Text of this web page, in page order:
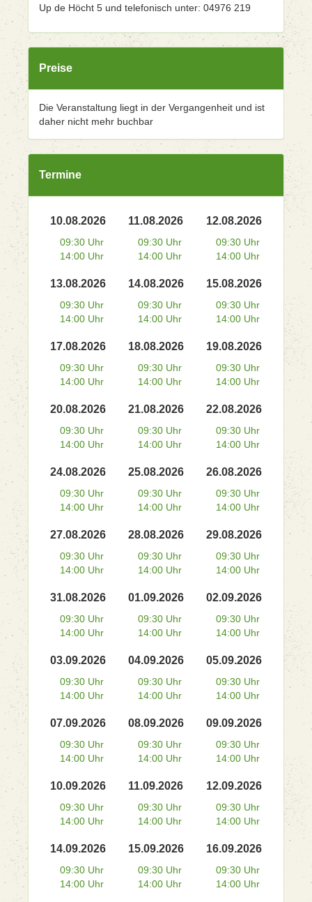
Up de Höcht 5 und telefonisch unter: 04976 219
Preise
Die Veranstaltung liegt in der Vergangenheit und ist
daher nicht mehr buchbar
Termine
10.08.2026
09:30 Uhr
14:00 Uhr
11.08.2026
09:30 Uhr
14:00 Uhr
12.08.2026
09:30 Uhr
14:00 Uhr
13.08.2026
09:30 Uhr
14:00 Uhr
14.08.2026
09:30 Uhr
14:00 Uhr
15.08.2026
09:30 Uhr
14:00 Uhr
17.08.2026
09:30 Uhr
14:00 Uhr
18.08.2026
09:30 Uhr
14:00 Uhr
19.08.2026
09:30 Uhr
14:00 Uhr
20.08.2026
09:30 Uhr
14:00 Uhr
21.08.2026
09:30 Uhr
14:00 Uhr
22.08.2026
09:30 Uhr
14:00 Uhr
24.08.2026
09:30 Uhr
14:00 Uhr
25.08.2026
09:30 Uhr
14:00 Uhr
26.08.2026
09:30 Uhr
14:00 Uhr
27.08.2026
09:30 Uhr
14:00 Uhr
28.08.2026
09:30 Uhr
14:00 Uhr
29.08.2026
09:30 Uhr
14:00 Uhr
31.08.2026
09:30 Uhr
14:00 Uhr
01.09.2026
09:30 Uhr
14:00 Uhr
02.09.2026
09:30 Uhr
14:00 Uhr
03.09.2026
09:30 Uhr
14:00 Uhr
04.09.2026
09:30 Uhr
14:00 Uhr
05.09.2026
09:30 Uhr
14:00 Uhr
07.09.2026
09:30 Uhr
14:00 Uhr
08.09.2026
09:30 Uhr
14:00 Uhr
09.09.2026
09:30 Uhr
14:00 Uhr
10.09.2026
09:30 Uhr
14:00 Uhr
11.09.2026
09:30 Uhr
14:00 Uhr
12.09.2026
09:30 Uhr
14:00 Uhr
14.09.2026
09:30 Uhr
14:00 Uhr
15.09.2026
09:30 Uhr
14:00 Uhr
16.09.2026
09:30 Uhr
14:00 Uhr